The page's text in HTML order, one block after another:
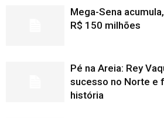
Mega-Sena
R$ 150 milhões
Pé na Areia: Rey
sucesso no Norte e
história